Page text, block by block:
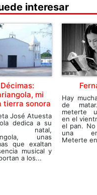
interesar
Décimas:
mi
tierra sonora
José Atuesta
dedica a su
natal,
unas
que exaltan
musical y
a los...
Hay
de
meterte
en el
el pan.
una
Meterte